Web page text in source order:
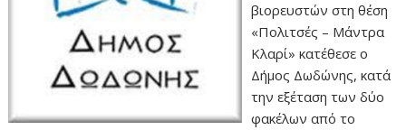
βιορευστών στη θέση
«Πολιτσές – Μάντρα
Κλαρί» κατέθεσε ο
Δήμος Δωδώνης, κατά
την εξέταση των δύο
φακέλων από το